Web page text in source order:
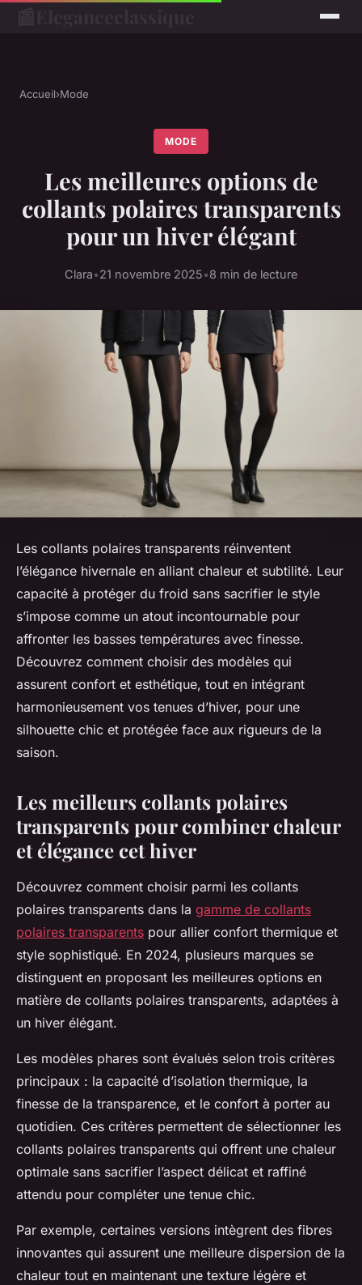
Accueil›Mode
MODE
Les meilleures options de
collants polaires transparents
pour un hiver élégant
Clara•21 novembre 2025•8 min de lecture
Les collants polaires transparents réinventent
l’élégance hivernale en alliant chaleur et subtilité. Leur
capacité à protéger du froid sans sacrifier le style
s’impose comme un atout incontournable pour
affronter les basses températures avec finesse.
Découvrez comment choisir des modèles qui
assurent confort et esthétique, tout en intégrant
harmonieusement vos tenues d’hiver, pour une
silhouette chic et protégée face aux rigueurs de la
saison.
Les meilleurs collants polaires
transparents pour combiner chaleur
et élégance cet hiver
Découvrez comment choisir parmi les collants
polaires transparents dans la gamme de collants
polaires transparents pour allier confort thermique et
style sophistiqué. En 2024, plusieurs marques se
distinguent en proposant les meilleures options en
matière de collants polaires transparents, adaptées à
un hiver élégant.
Les modèles phares sont évalués selon trois critères
principaux : la capacité d’isolation thermique, la
finesse de la transparence, et le confort à porter au
quotidien. Ces critères permettent de sélectionner les
collants polaires transparents qui offrent une chaleur
optimale sans sacrifier l’aspect délicat et raffiné
attendu pour compléter une tenue chic.
Par exemple, certaines versions intègrent des fibres
innovantes qui assurent une meilleure dispersion de la
chaleur tout en maintenant une texture légère et